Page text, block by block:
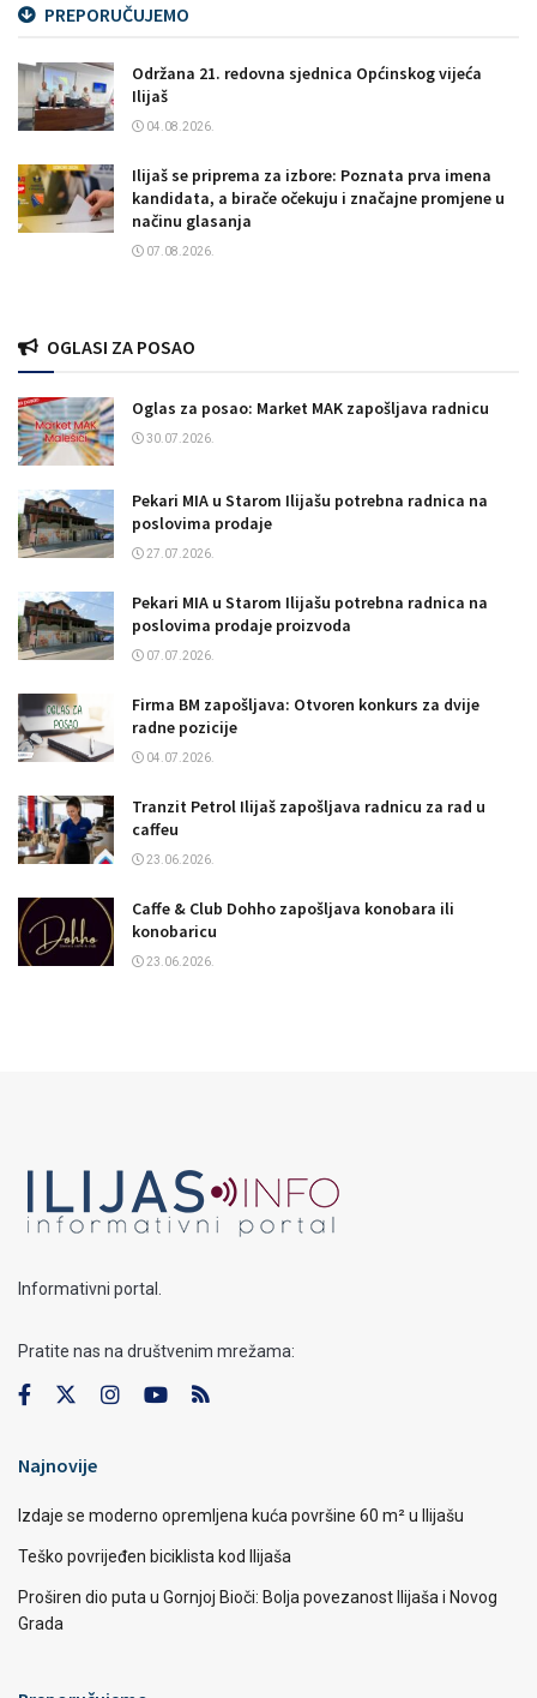
PREPORUČUJEMO
Održana 21. redovna sjednica Općinskog vijeća
Ilijaš
04.08.2026.
Ilijaš se priprema za izbore: Poznata prva imena
kandidata, a birače očekuju i značajne promjene u
načinu glasanja
07.08.2026.
OGLASI ZA POSAO
Oglas za posao: Market MAK zapošljava radnicu
30.07.2026.
Pekari MIA u Starom Ilijašu potrebna radnica na
poslovima prodaje
27.07.2026.
Pekari MIA u Starom Ilijašu potrebna radnica na
poslovima prodaje proizvoda
07.07.2026.
Firma BM zapošljava: Otvoren konkurs za dvije
radne pozicije
04.07.2026.
Tranzit Petrol Ilijaš zapošljava radnicu za rad u
caffeu
23.06.2026.
Caffe & Club Dohho zapošljava konobara ili
konobaricu
23.06.2026.
Informativni portal.
Pratite nas na društvenim mrežama:
Najnovije
Izdaje se moderno opremljena kuća površine 60 m² u Ilijašu
Teško povrijeđen biciklista kod Ilijaša
Proširen dio puta u Gornjoj Bioči: Bolja povezanost Ilijaša i Novog
Grada